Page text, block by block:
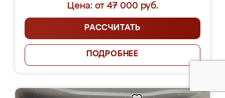
Цена: от 47 000 руб.
РАССЧИТАТЬ
ПОДРОБНЕЕ